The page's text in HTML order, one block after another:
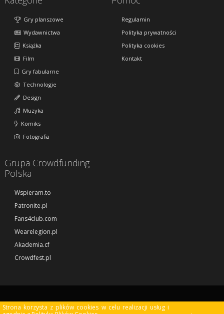
Strona korzysta z plików cookies w celu realizacji usług i
Gry planszowe
Wydawnictwa
Książka
Film
Gry fabularne
Technologie
Design
Muzyka
Komiks
Fotografia
Regulamin
Polityka prywatności
Polityka cookies
Kontakt
Grupa Crowdfunding
Polska
Wspieram.to
Patronite.pl
Fans4club.com
Wearelegion.pl
Akademia.cf
Crowdfest.pl
© Copyright 2013 - 2026 Crowdmade.pl. All rights reserved. Created and